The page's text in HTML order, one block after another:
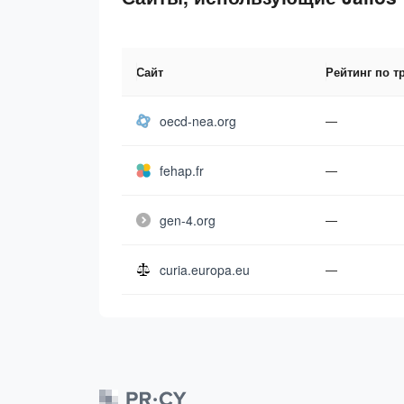
Сайт Рейтинг по
oecd-nea.org —
fehap.fr —
gen-4.org —
curia.europa.eu —